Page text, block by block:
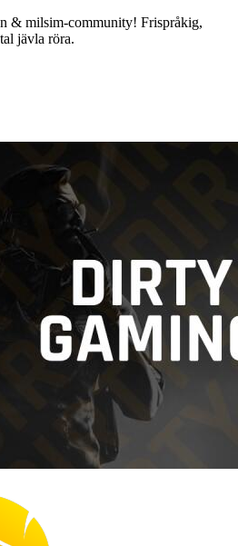
& milsim-community! Frispråkig,
jävla röra.